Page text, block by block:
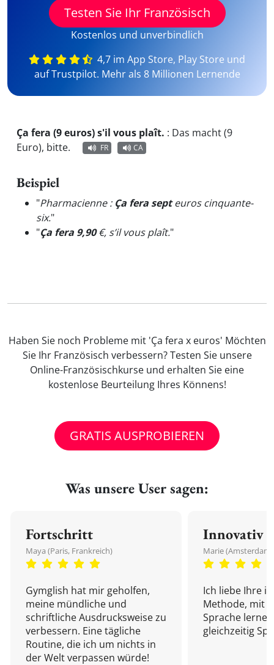
Testen Sie Ihr Französisch
Kostenlos und unverbindlich
4,7 im App Store, Play Store und
auf Trustpilot. Mehr als 8 Millionen Lernende
Ça fera (9 euros) s'il vous plaît. : Das macht (9
Euro), bitte.
FR CA
Beispiel
"Pharmacienne : Ça fera septeuros cinquante-
six."
"Ça fera 9,90€, s’il vous plaît."
Haben Sie noch Probleme mit 'Ça fera x euros' Möchten
Sie Ihr Französisch verbessern? Testen Sie unsere
Online-Französischkurse und erhalten Sie eine
kostenlose Beurteilung Ihres Könnens!
GRATIS AUSPROBIEREN
Was unsere User sagen:
Fortschritt
Maya (Paris, Frankreich)
Gymglish hat mir geholfen,
meine mündliche und
schriftliche Ausdrucksweise zu
verbessern. Eine tägliche
Routine, die ich um nichts in
der Welt verpassen würde!
Innovativ
Marie
Ich liebe Ihre
Methode, mit
Sprache
gleichzeitig